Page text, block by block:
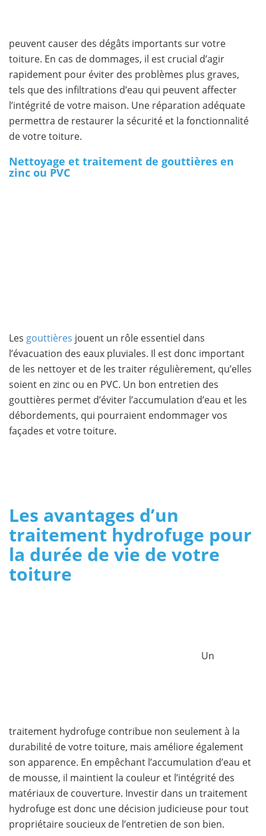
peuvent causer des dégâts importants sur votre
toiture. En cas de dommages, il est crucial d’agir
rapidement pour éviter des problèmes plus graves,
tels que des infiltrations d’eau qui peuvent affecter
l’intégrité de votre maison. Une réparation adéquate
permettra de restaurer la sécurité et la fonctionnalité
de votre toiture.
Nettoyage et traitement de gouttières en
zinc ou PVC
Les gouttières jouent un rôle essentiel dans
l’évacuation des eaux pluviales. Il est donc important
de les nettoyer et de les traiter régulièrement, qu’elles
soient en zinc ou en PVC. Un bon entretien des
gouttières permet d’éviter l’accumulation d’eau et les
débordements, qui pourraient endommager vos
façades et votre toiture.
Les avantages d’un
traitement hydrofuge pour
la durée de vie de votre
toiture
Un
traitement hydrofuge contribue non seulement à la
durabilité de votre toiture, mais améliore également
son apparence. En empêchant l’accumulation d’eau et
de mousse, il maintient la couleur et l’intégrité des
matériaux de couverture. Investir dans un traitement
hydrofuge est donc une décision judicieuse pour tout
propriétaire soucieux de l’entretien de son bien.